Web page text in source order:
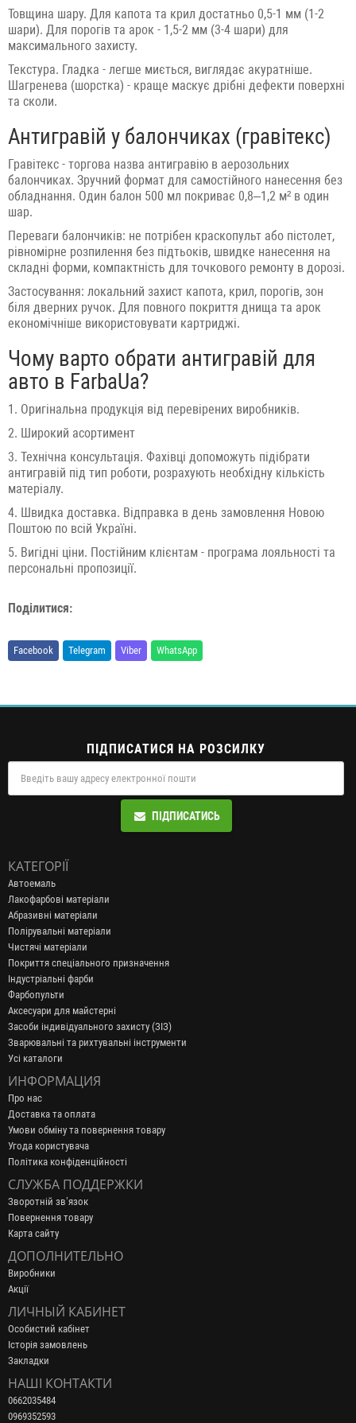
Товщина шару. Для капота та крил достатньо 0,5-1 мм (1-2
шари). Для порогів та арок - 1,5-2 мм (3-4 шари) для
максимального захисту.
Текстура. Гладка - легше миється, виглядає акуратніше.
Шагренева (шорстка) - краще маскує дрібні дефекти поверхні
та сколи.
Антигравій у балончиках (гравітекс)
Гравітекс - торгова назва антигравію в аерозольних
балончиках. Зручний формат для самостійного нанесення без
обладнання. Один балон 500 мл покриває 0,8–1,2 м² в один
шар.
Переваги балончиків: не потрібен краскопульт або пістолет,
рівномірне розпилення без підтьоків, швидке нанесення на
складні форми, компактність для точкового ремонту в дорозі.
Застосування: локальний захист капота, крил, порогів, зон
біля дверних ручок. Для повного покриття днища та арок
економічніше використовувати картриджі.
Чому варто обрати антигравій для
авто в FarbaUa?
1. Оригінальна продукція від перевірених виробників.
2. Широкий асортимент
3. Технічна консультація. Фахівці допоможуть підібрати
антигравій під тип роботи, розрахують необхідну кількість
матеріалу.
4. Швидка доставка. Відправка в день замовлення Новою
Поштою по всій Україні.
5. Вигідні ціни. Постійним клієнтам - програма лояльності та
персональні пропозиції.
Поділитися:
Facebook Telegram Viber WhatsApp
ПІДПИСАТИСЯ НА РОЗСИЛКУ
ПІДПИСАТИСЬ
КАТЕГОРІЇ
Автоемаль
Лакофарбові матеріали
Абразивні матеріали
Полірувальні матеріали
Чистячі матеріали
Покриття спеціального призначення
Індустріальні фарби
Фарбопульти
Аксесуари для майстерні
Засоби індивідуального захисту (ЗІЗ)
Зварювальні та рихтувальні інструменти
Усі каталоги
ИНФОРМАЦИЯ
Про нас
Доставка та оплата
Умови обміну та повернення товару
Угода користувача
Політика конфіденційності
СЛУЖБА ПОДДЕРЖКИ
Зворотній зв’язок
Повернення товару
Карта сайту
ДОПОЛНИТЕЛЬНО
Виробники
Акції
ЛИЧНЫЙ КАБИНЕТ
Особистий кабінет
Історія замовлень
Закладки
НАШІ КОНТАКТИ
0662035484
0969352593